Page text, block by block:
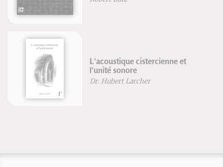
L'acoustique cistercienne et
l'unité sonore
Dr. Hubert Larcher